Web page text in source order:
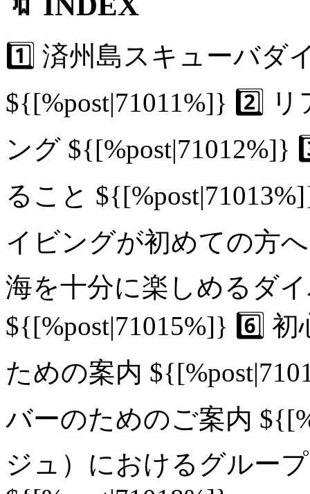
1️⃣ 済州島スキューバダ
${[%post|71011%]} 2️⃣
ング ${[%post|71012%]}
ること
イビングが初めての方
海を十分に楽しめるダ
${[%post|71015%]} 6️⃣
ための案内
バーのためのご案内
ジュ）におけるグルー